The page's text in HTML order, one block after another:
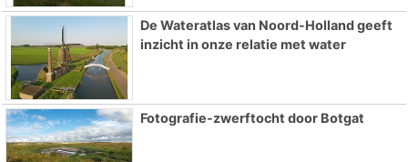
De Wateratlas van Noord-Holland geeft
inzicht in onze relatie met water
Fotografie-zwerftocht door Botgat